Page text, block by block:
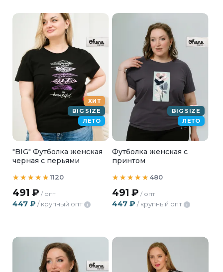
ХИТ
BIG SIZE
ЛЕТО
"BIG" Футболка женская
черная с перьями
1120
491 ₽ / опт
447 ₽ / крупный опт i
BIG SIZE
ЛЕТО
Футболка женская с
принтом
480
491 ₽ / опт
447 ₽ / крупный опт i